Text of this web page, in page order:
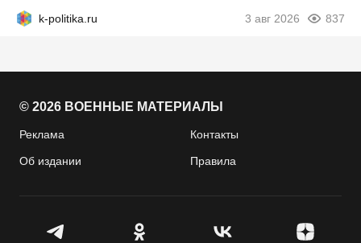
k-politika.ru 3 авг 2026 837
© 2026 ВОЕННЫЕ МАТЕРИАЛЫ
Реклама Контакты
Об издании Правила